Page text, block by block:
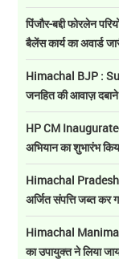
पिंजौर-बद्दी फोरलेन
बैलेंस कार्य का अवार्ड
Himachal BJP :
जनहित की आवाज़ दबाने
HP CM
अभियान का शुभारंभ
Himachal
अर्जित संपत्ति जब्त कर
Himachal
का उपायुक्त ने लिया